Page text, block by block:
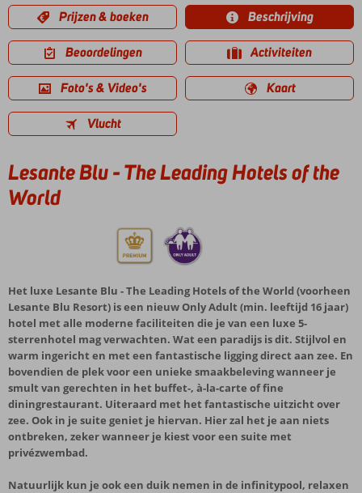
Prijzen & boeken Beschrijving
Beoordelingen Activiteiten
Foto's & Video's Kaart
Vlucht
Lesante Blu - The Leading Hotels of the
World
Het luxe Lesante Blu - The Leading Hotels of the World (voorheen
Lesante Blu Resort) is een nieuw Only Adult (min. leeftijd 16 jaar)
hotel met alle moderne faciliteiten die je van een luxe 5-
sterrenhotel mag verwachten. Wat een paradijs is dit. Stijlvol en
warm ingericht en met een fantastische ligging direct aan zee. En
bovendien de plek voor een unieke smaakbeleving wanneer je
smult van gerechten in het buffet-, à-la-carte of fine
diningrestaurant. Uiteraard met het fantastische uitzicht over
zee. Ook in je suite geniet je hiervan. Hier zal het je aan niets
ontbreken, zeker wanneer je kiest voor een suite met
privézwembad.
Natuurlijk kun je ook een duik nemen in de infinitypool, relaxen